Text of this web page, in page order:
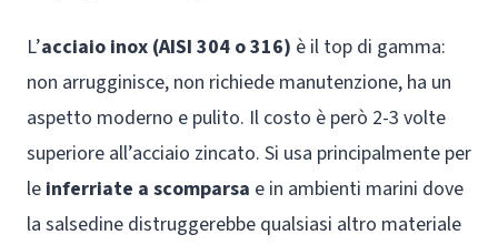
L’acciaio inox (AISI 304 o 316) è il top di gamma:
non arrugginisce, non richiede manutenzione, ha un
aspetto moderno e pulito. Il costo è però 2-3 volte
superiore all’acciaio zincato. Si usa principalmente per
le inferriate a scomparsa e in ambienti marini dove
la salsedine distruggerebbe qualsiasi altro materiale